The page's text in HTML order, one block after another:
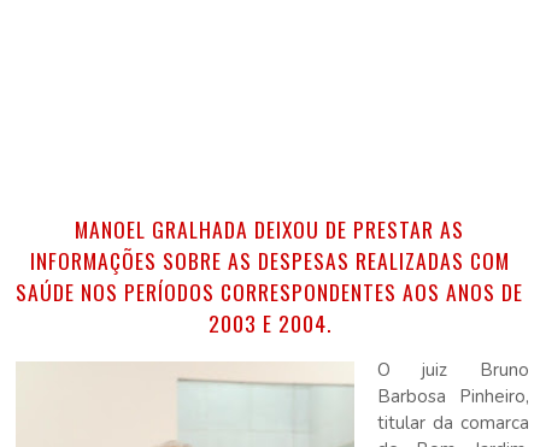
MANOEL GRALHADA DEIXOU DE PRESTAR AS
INFORMAÇÕES SOBRE AS DESPESAS REALIZADAS COM
SAÚDE NOS PERÍODOS CORRESPONDENTES AOS ANOS DE
2003 E 2004.
O juiz Bruno
Barbosa Pinheiro,
titular da comarca